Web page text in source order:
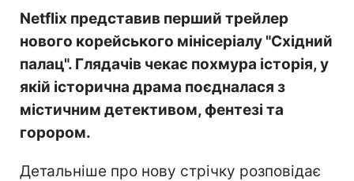
Netflix представив перший трейлер
нового корейського мінісеріалу "Східний
палац". Глядачів чекає похмура історія, у
якій історична драма поєдналася з
містичним детективом, фентезі та
горором.
Детальніше про нову стрічку розповідає